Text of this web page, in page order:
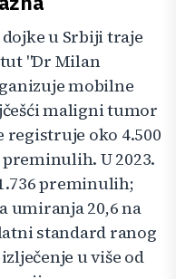
u Srbiji traje
"Dr Milan
mobilne
maligni tumor
registruje oko 4.500
U 2023.
preminulih;
umiranja 20,6 na
standard ranog
u više od